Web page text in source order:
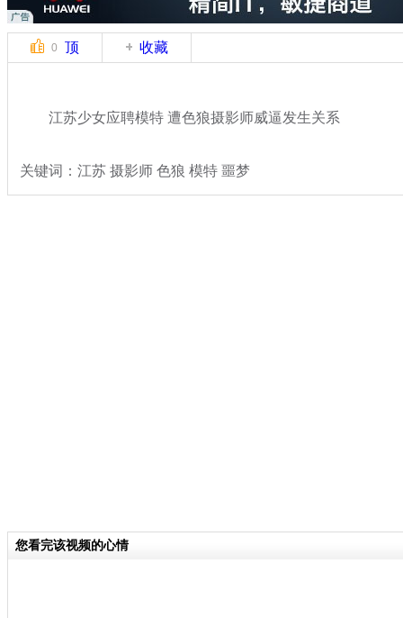
0 顶 收藏
江苏少女应聘模特 遭色狼摄影师威逼发生关系
关键词：江苏 摄影师 色狼 模特 噩梦
您看完该视频的心情